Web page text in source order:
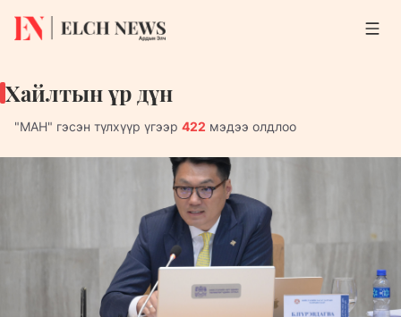
Хайлтын үр дүн
"МАН" гэсэн түлхүүр үгээр 422 мэдээ олдлоо